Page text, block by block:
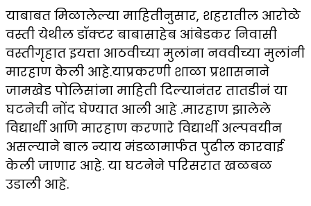
याबाबत मिळालेल्या माहितीनुसार, शहरातील आरोळे
वस्ती येथील डॉक्टर बाबासाहेब आंबेडकर निवासी
वस्तीगृहात इयत्ता आठवीच्या मुलांना नववीच्या मुलांनी
मारहाण केली आहे.याप्रकरणी शाळा प्रशासनाने
जामखेड पोलिसांना माहिती दिल्यानंतर तातडीनं या
घटनेची नोंद घेण्यात आली आहे .मारहाण झालेले
विद्यार्थी आणि मारहाण करणारे विद्यार्थी अल्पवयीन
असल्याने बाल न्याय मंडळामार्फत पुढील कारवाई
केली जाणार आहे. या घटनेने परिसरात खळबळ
उडाली आहे.